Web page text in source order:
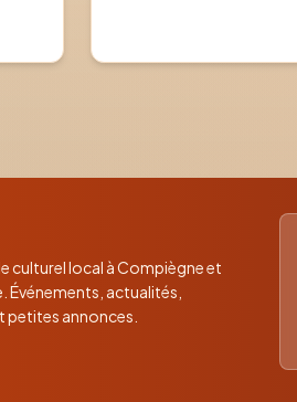
culturel local à Compiègne et
Événements, actualités,
petites annonces.